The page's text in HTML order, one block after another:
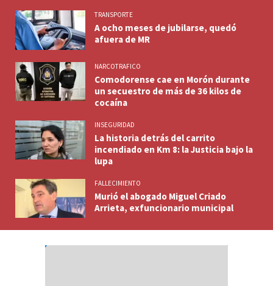
TRANSPORTE
A ocho meses de jubilarse, quedó
afuera de MR
NARCOTRAFICO
Comodorense cae en Morón durante
un secuestro de más de 36 kilos de
cocaína
INSEGURIDAD
La historia detrás del carrito
incendiado en Km 8: la Justicia bajo la
lupa
FALLECIMIENTO
Murió el abogado Miguel Criado
Arrieta, exfuncionario municipal